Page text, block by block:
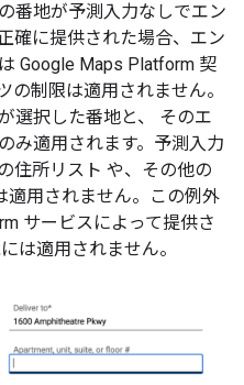
番地が予測入力なしでエン
確に提供された場合、エン
Google Maps Platform 契
の制限は適用されません。
選択した番地と、 そのエ
み適用されます。予測入力
住所リスト や、その他の
適用されません。この例外
サービスによって提供さ
は適用されません。